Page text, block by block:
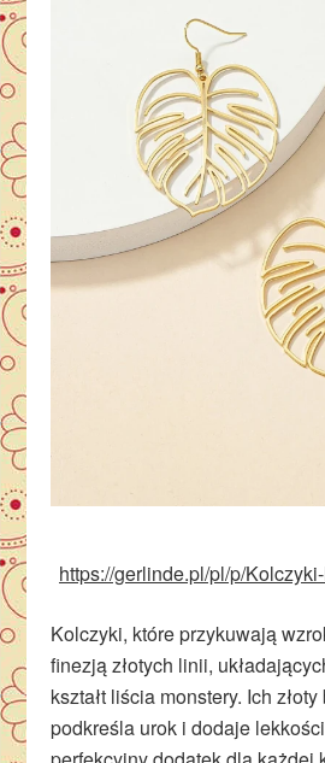
https://gerlinde.pl/pl/p/
Kolczyki, które przykuwają
finezją złotych linii,
kształt liścia monstery. Ich
podkreśla urok i dodaje